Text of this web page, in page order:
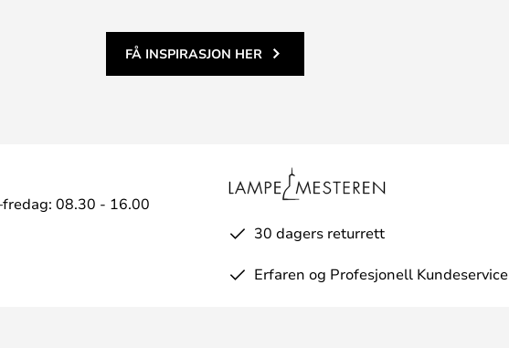
FÅ INSPIRASJON HER
08.30 - 16.00
30 dagers returrett
Erfaren og Profesjonell Kundeservice